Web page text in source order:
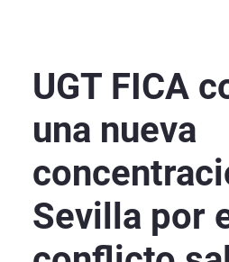
UGT FICA
una nueva
Sevilla por